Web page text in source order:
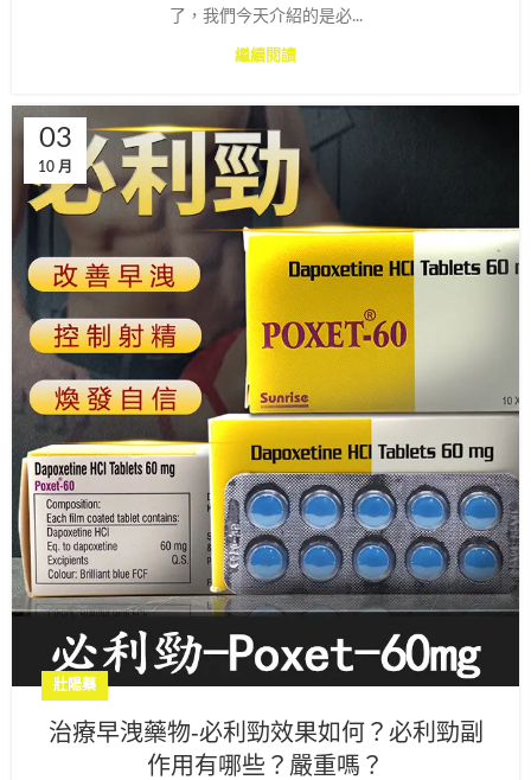
了，我們今天介紹的是必...
繼續閱讀
03
10 月
壯陽藥
治療早洩藥物-必利勁效果如何？必利勁副
作用有哪些？嚴重嗎？